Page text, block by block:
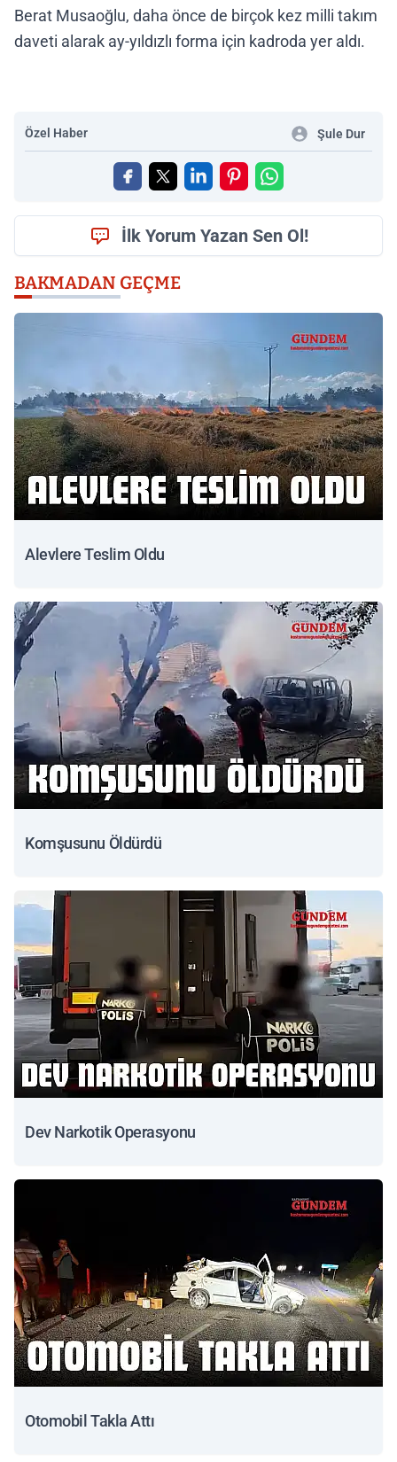
Berat Musaoğlu, daha önce de birçok kez milli takım
daveti alarak ay-yıldızlı forma için kadroda yer aldı.
Özel Haber Şule Dur
İlk Yorum Yazan Sen Ol!
BAKMADAN GEÇME
Alevlere Teslim Oldu
Komşusunu Öldürdü
Dev Narkotik Operasyonu
Otomobil Takla Attı